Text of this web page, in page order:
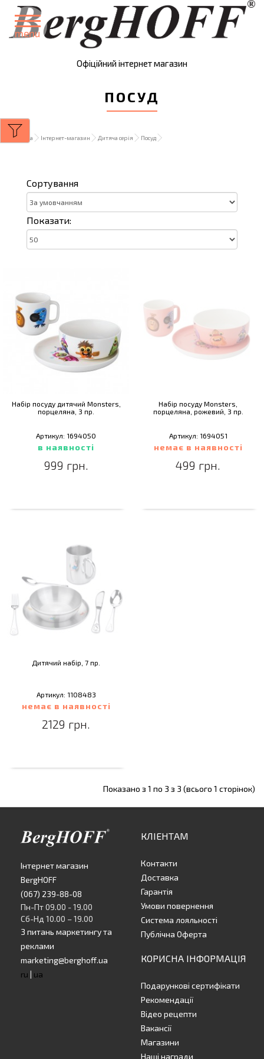
menu
Офіційний інтернет магазин
ПОСУД
Головна Інтернет-магазин Дитяча серія Посуд
Сортування
Показати:
Набір посуду дитячий Monsters,
порцеляна, 3 пр.
Артикул: 1694050
в наявності
999 грн.
Набір посуду Monsters,
порцеляна, рожевий, 3 пр.
Артикул: 1694051
немає в наявності
499 грн.
Дитячий набір, 7 пр.
Артикул: 1108483
немає в наявності
2129 грн.
Показано з 1 по 3 з 3 (всього 1 сторінок)
Інтернет магазин
BergHOFF
(067) 239-88-08
Пн-Пт 09.00 - 19.00
Сб-Нд 10.00 – 19.00
З питань маркетингу та
реклами
marketing@berghoff.ua
ru | ua
КЛІЕНТАМ
Контакти
Доставка
Гарантія
Умови повернення
Система лояльності
Публічна Оферта
КОРИСНА ІНФОРМАЦІЯ
Подарункові сертифікати
Рекомендації
Відео рецепти
Вакансії
Магазини
Наші награди